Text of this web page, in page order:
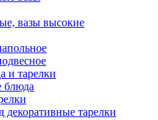
вазы высокие
и тарелки
блюда
декоративные тарелки